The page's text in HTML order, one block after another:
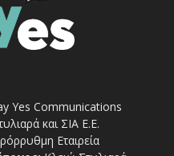
Yes Communications
και ΣΙΑ Ε.Ε.
Εταιρεία